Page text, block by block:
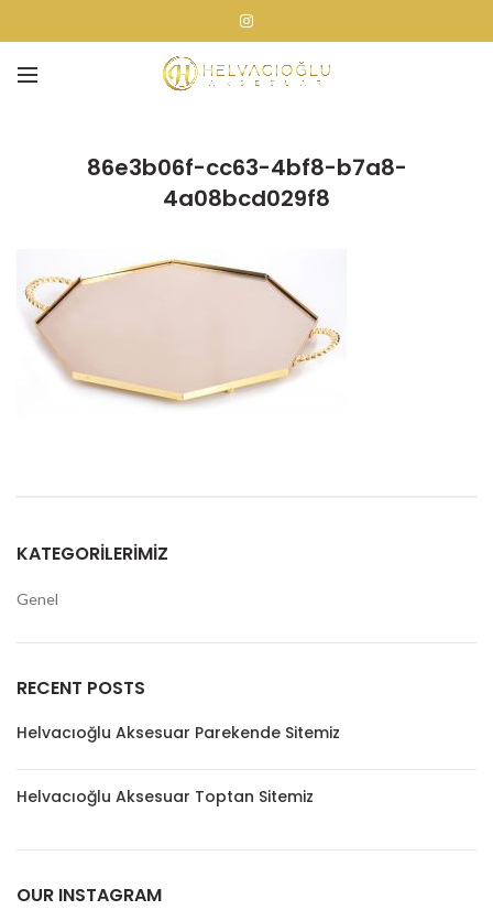
86e3b06f-cc63-4bf8-b7a8-
4a08bcd029f8
KATEGORILERIMIZ
Genel
RECENT POSTS
Helvacıoğlu Aksesuar Parekende Sitemiz
Helvacıoğlu Aksesuar Toptan Sitemiz
OUR INSTAGRAM